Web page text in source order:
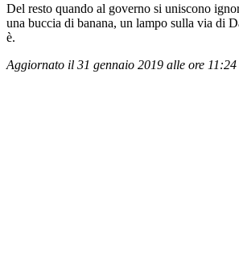
Del resto quando al governo si uniscono
una buccia di banana, un lampo sulla via di
è.
Aggiornato il 31 gennaio 2019 alle ore 11:24